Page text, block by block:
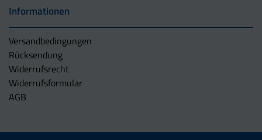
Informationen
Versandbedingungen
Rücksendung
Widerrufsrecht
Widerrufsformular
AGB